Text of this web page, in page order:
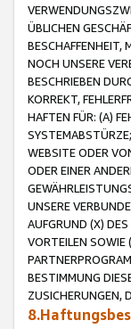
ÜBLICHEN
BESCHAFFENHEIT,
NOCH UNSERE
BESCHRIEBEN
KORREKT,
HAFTEN FÜR: (A)
WEBSITE ODER
ODER EINER
UNSERE
AUFGRUND (X)
VORTEILEN SOWIE
BESTIMMUNG
ZUSICHERUNGEN,